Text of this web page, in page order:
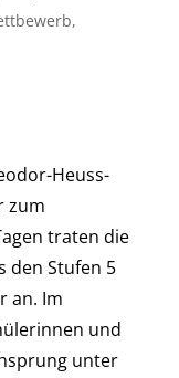
,
Heuss-
zum
traten die
den Stufen 5
an. Im
und
unter